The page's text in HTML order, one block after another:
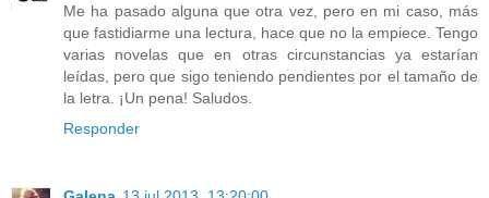
Me ha pasado alguna que otra vez, pero en mi caso, más
que fastidiarme una lectura, hace que no la empiece. Tengo
varias novelas que en otras circunstancias ya estarían
leídas, pero que sigo teniendo pendientes por el tamaño de
la letra. ¡Un pena! Saludos.
Responder